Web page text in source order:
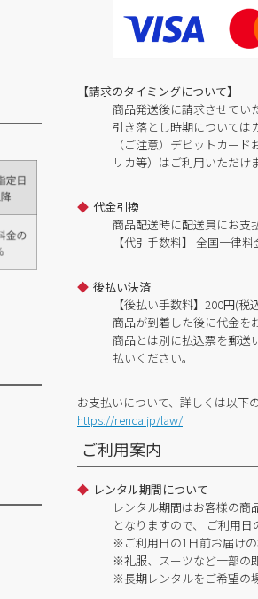
【請求のタイミングについて】
商品発送後に請求させてい
引き落とし時期については
（ご注意）デビットカー
リカ等）はご利用いただけ
代金引換
商品配送時に配送員にお支
【代引手数料】 全国一律
後払い決済
【後払い手数料】200円(税
商品が到着した後に代金を
商品とは別に払込票を郵送
払いください。
お支払いについて、詳しくは以下
https://renca.jp/law/
ご利用案内
レンタル期間について
レンタル期間はお客様の
となりますので、 ご利用
※ご利用日の1日前お届け
※礼服、スーツなど一部の
※長期レンタルをご希望の